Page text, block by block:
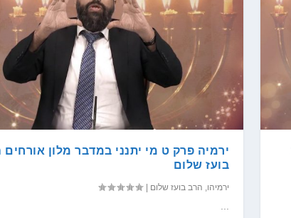
ירמיה פרק ט מי יתנני במדבר מלון אורחים
בועז שלום
ירמיהו, הרב בועז שלום